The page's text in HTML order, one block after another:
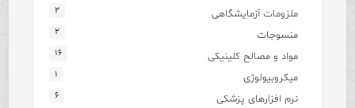
ملزومات آزمایشگاهی ۲
منسوجات ۲
مواد و مصالح کلینیکی ۱۶
میکروبیولوژی ۱
نرم افزارهای پزشکی ۶